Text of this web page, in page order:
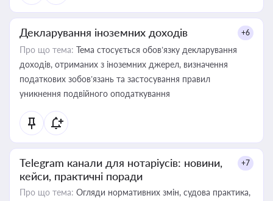
Декларування іноземних доходів +6
Про що тема: Тема стосується обов’язку декларування
доходів, отриманих з іноземних джерел, визначення
податкових зобов’язань та застосування правил
уникнення подвійного оподаткування
Telegram канали для нотаріусів: новини,
кейси, практичні поради
+7
Про що тема: Огляди нормативних змін, судова практика,